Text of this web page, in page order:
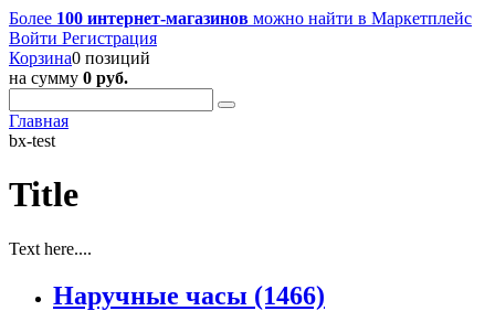
Более 100 интернет-магазинов можно найти в Маркетплейс
Войти Регистрация
Корзина0 позиций
на сумму 0 руб.
Главная
bx-test
Title
Text here....
Наручные часы (1466)